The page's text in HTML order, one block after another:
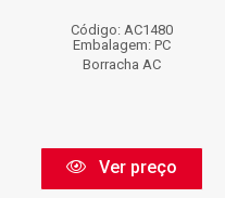
Código: AC1480
Embalagem: PC
Borracha AC
Ver preço